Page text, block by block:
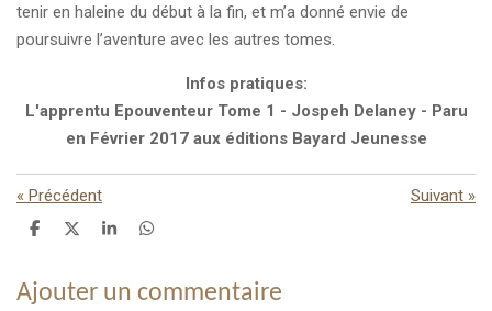
tenir en haleine du début à la fin, et m’a donné envie de
poursuivre l’aventure avec les autres tomes.
Infos pratiques:
L'apprentu Epouventeur Tome 1 - Jospeh Delaney - Paru
en Février 2017 aux éditions Bayard Jeunesse
« Précédent Suivant »
P
t
a
P
t
a
P
t
a
P
t
a
Ajouter un commentaire